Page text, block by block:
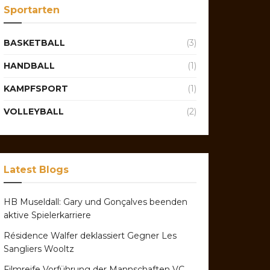
Sportarten
BASKETBALL (3)
HANDBALL (1)
KAMPFSPORT (1)
VOLLEYBALL (2)
Latest Blogs
HB Museldall: Gary und Gonçalves beenden
aktive Spielerkarriere
Résidence Walfer deklassiert Gegner Les
Sangliers Wooltz